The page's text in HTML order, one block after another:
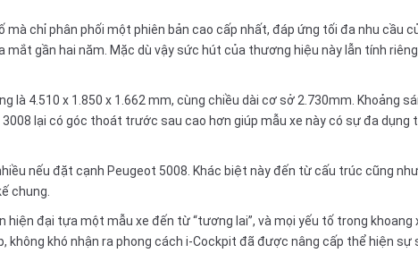
chỉ phân phối một phiên bản cao cấp nhất, đáp ứng tối đa nhu cầu
gần hai năm. Mặc dù vậy sức hút của thương hiệu này lẫn tính
4.510 x 1.850 x 1.662 mm, cùng chiều dài cơ sở 2.730mm. Khoảng
lại có góc thoát trước sau cao hơn giúp mẫu xe này có sự đa dụng
nếu đặt cạnh Peugeot 5008. Khác biệt này đến từ cấu trúc cũng
chung.
đại tựa một mẫu xe đến từ “tương lai”, và mọi yếu tố trong khoang
khó nhận ra phong cách i-Cockpit đã được nâng cấp thể hiện